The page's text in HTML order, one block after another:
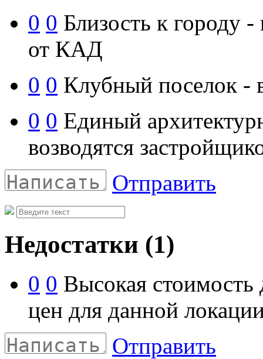
0 0 Близость к городу -
от КАД
0 0 Клубный поселок -
0 0 Единый
возводятся
Отправить
Недостатки (1)
0 0 Высокая
цен для данной
Отправить